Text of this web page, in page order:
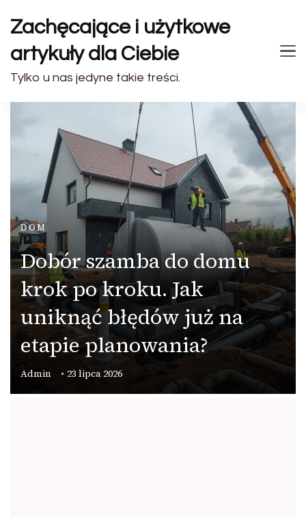
Zachęcające i użytkowe
artykuły dla Ciebie
Tylko u nas jedyne takie treści.
DOM
Dobór szamba do domu
krok po kroku. Jak
uniknąć błędów już na
etapie planowania?
Admin 23 lipca 2026